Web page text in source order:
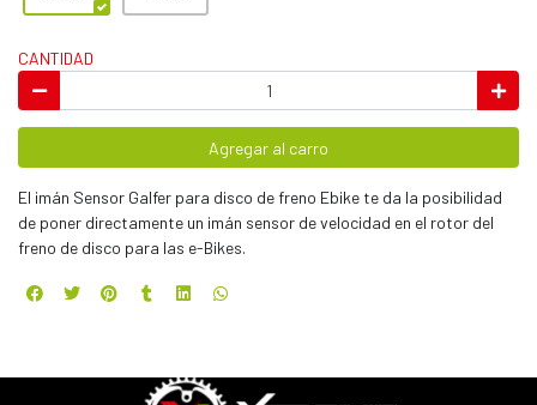
CANTIDAD
Agregar al carro
El imán Sensor Galfer para disco de freno Ebike te da la posibilidad
de poner directamente un imán sensor de velocidad en el rotor del
freno de disco para las e-Bikes.